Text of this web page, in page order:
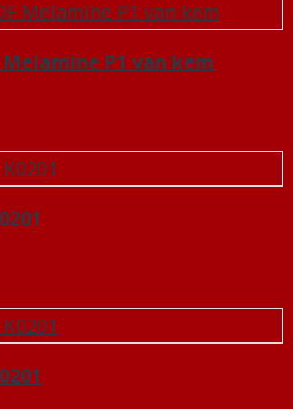
Melamine P1 van kem